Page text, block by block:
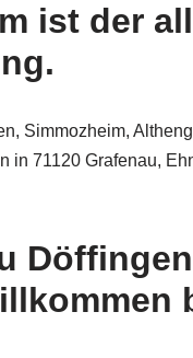
ist der
Simmozheim,
71120 Grafenau,